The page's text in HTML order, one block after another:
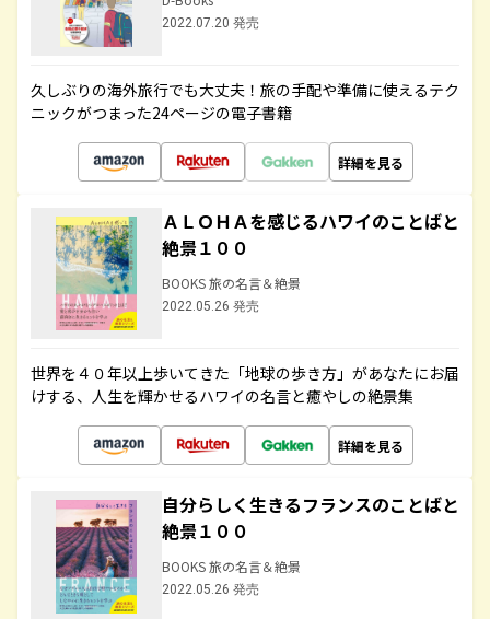
2022.07.20 発売
久しぶりの海外旅行でも大丈夫！旅の手配や準備に使えるテク
ニックがつまった24ページの電子書籍
詳細を見る
ＡＬＯＨＡを感じるハワイのことばと
絶景１００
BOOKS 旅の名言＆絶景
2022.05.26 発売
世界を４０年以上歩いてきた「地球の歩き方」があなたにお届
けする、人生を輝かせるハワイの名言と癒やしの絶景集
詳細を見る
自分らしく生きるフランスのことばと
絶景１００
BOOKS 旅の名言＆絶景
2022.05.26 発売